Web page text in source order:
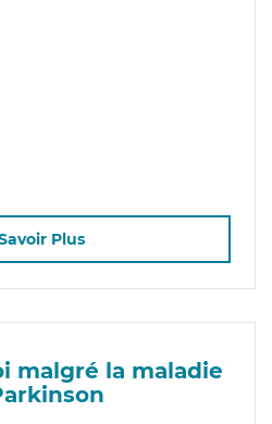
Plus
malgré la maladie